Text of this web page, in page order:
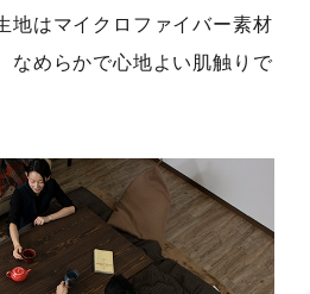
地はマイクロファイバー素材
なめらかで心地よい肌触りで